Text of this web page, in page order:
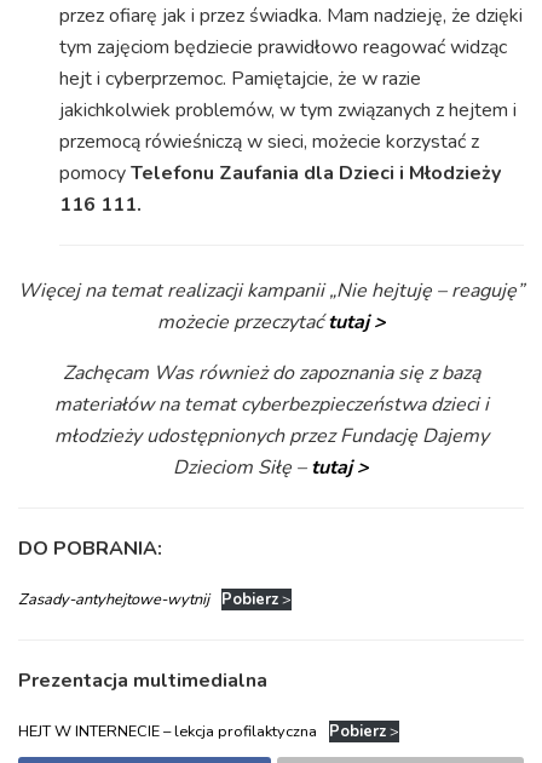
przez ofiarę jak i przez świadka. Mam nadzieję, że dzięki
tym zajęciom będziecie prawidłowo reagować widząc
hejt i cyberprzemoc. Pamiętajcie, że w razie
jakichkolwiek problemów, w tym związanych z hejtem i
przemocą rówieśniczą w sieci, możecie korzystać z
pomocyTelefonu Zaufania dla Dzieci i Młodzieży
116 111.
Więcej na temat realizacji kampanii „Nie hejtuję – reaguję”
możecie przeczytaćtutaj >
Zachęcam Was również do zapoznania się z bazą
materiałów na temat cyberbezpieczeństwa dzieci i
młodzieży udostępnionych przez Fundację Dajemy
Dzieciom Siłę –tutaj >
DO POBRANIA:
Zasady-antyhejtowe-wytnij Pobierz>
Prezentacja multimedialna
HEJT W INTERNECIE – lekcja profilaktyczna Pobierz>